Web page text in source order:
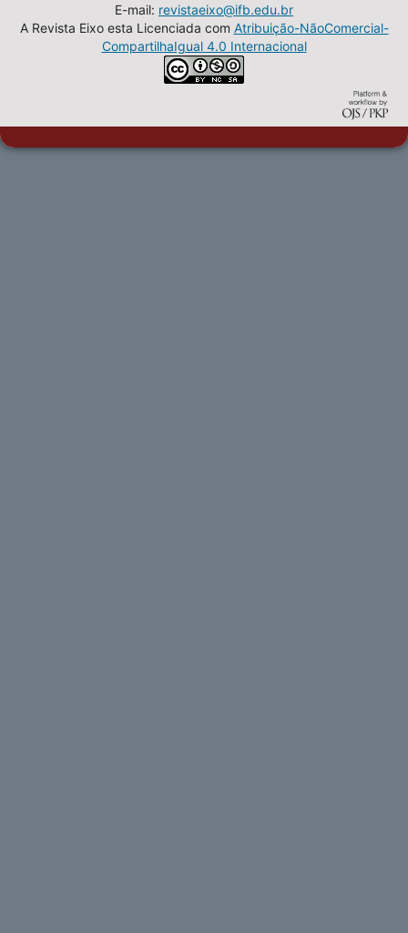
E-mail: revistaeixo@ifb.edu.br
A Revista Eixo esta Licenciada com Atribuição-NãoComercial-
CompartilhaIgual 4.0 Internacional